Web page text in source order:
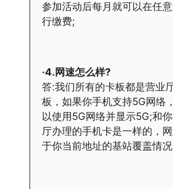
参加活动后每月就可以在任
行缴费;
·4.网速怎么样?
答:我们所有的卡板都是营业
板，如果你手机支持5G网络
以使用5G网络并显示5G;和
厅办理的手机卡是一样的，
于你当前地址的基站覆盖情